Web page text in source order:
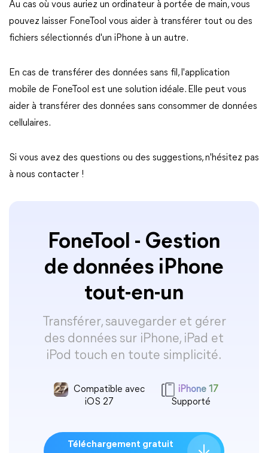
Au cas où vous auriez un ordinateur à portée de main, vous
pouvez laisser FoneTool vous aider à transférer tout ou des
fichiers sélectionnés d'un iPhone à un autre.
En cas de transférer des données sans fil, l'application
mobile de FoneTool est une solution idéale. Elle peut vous
aider à transférer des données sans consommer de données
cellulaires.
Si vous avez des questions ou des suggestions, n'hésitez pas
à nous contacter !
FoneTool - Gestion
de données iPhone
tout-en-un
Transférer, sauvegarder et gérer
des données sur iPhone, iPad et
iPod touch en toute simplicité.
Compatible avec
iOS 27
iPhone 17
Supporté
Téléchargement gratuit